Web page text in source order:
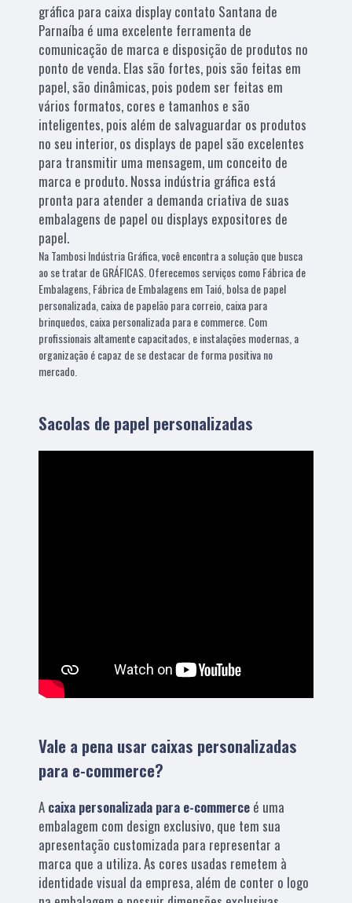
gráfica para caixa display contato Santana de
Parnaíba é uma excelente ferramenta de
comunicação de marca e disposição de produtos no
ponto de venda. Elas são fortes, pois são feitas em
papel, são dinâmicas, pois podem ser feitas em
vários formatos, cores e tamanhos e são
inteligentes, pois além de salvaguardar os produtos
no seu interior, os displays de papel são excelentes
para transmitir uma mensagem, um conceito de
marca e produto. Nossa indústria gráfica está
pronta para atender a demanda criativa de suas
embalagens de papel ou displays expositores de
papel.
Na Tambosi Indústria Gráfica, você encontra a solução que busca
ao se tratar de GRÁFICAS. Oferecemos serviços como Fábrica de
Embalagens, Fábrica de Embalagens em Taió, bolsa de papel
personalizada, caixa de papelão para correio, caixa para
brinquedos, caixa personalizada para e commerce. Com
profissionais altamente capacitados, e instalações modernas, a
organização é capaz de se destacar de forma positiva no
mercado.
Sacolas de papel personalizadas
Vale a pena usar caixas personalizadas
para e-commerce?
A caixa personalizada para e-commerce é uma
embalagem com design exclusivo, que tem sua
apresentação customizada para representar a
marca que a utiliza. As cores usadas remetem à
identidade visual da empresa, além de conter o logo